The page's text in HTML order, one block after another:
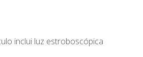
inclui luz estroboscópica